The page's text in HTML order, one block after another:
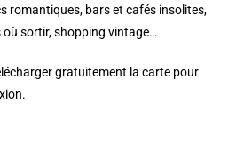
romantiques, bars et cafés insolites,
sortir, shopping vintage…
gratuitement la carte pour